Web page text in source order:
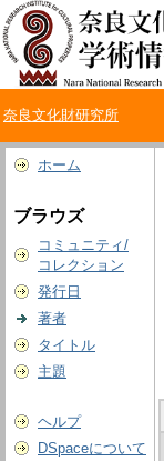
奈良文化財研究所
ホーム
ブラウズ
コミュニティ/
コレクション
発行日
著者
タイトル
主題
ヘルプ
DSpaceについて